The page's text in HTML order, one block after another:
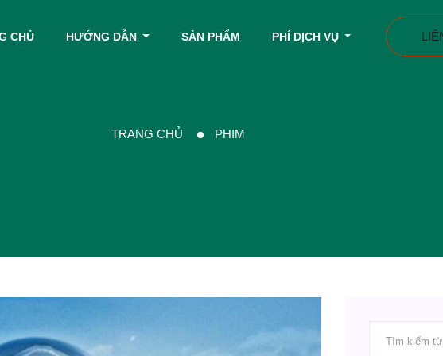
CHỦ HƯỚNG DẪN SẢN PHẨM PHÍ DỊCH VỤ
TRANG CHỦ PHIM